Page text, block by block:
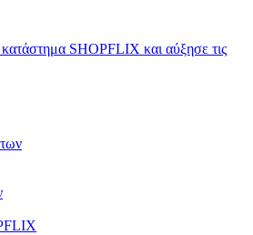
SHOPFLIX και αύξησε τις